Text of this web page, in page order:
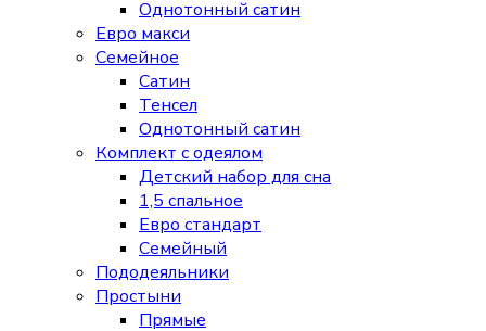
Однотонный сатин
Евро макси
Семейное
Сатин
Тенсел
Однотонный сатин
Комплект с одеялом
Детский набор для сна
1,5 спальное
Евро стандарт
Семейный
Пододеяльники
Простыни
Прямые